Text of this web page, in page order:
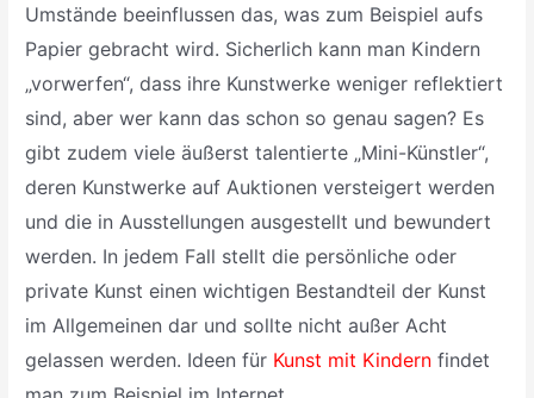
Umstände beeinflussen das, was zum Beispiel aufs
Papier gebracht wird. Sicherlich kann man Kindern
„vorwerfen“, dass ihre Kunstwerke weniger reflektiert
sind, aber wer kann das schon so genau sagen? Es
gibt zudem viele äußerst talentierte „Mini-Künstler“,
deren Kunstwerke auf Auktionen versteigert werden
und die in Ausstellungen ausgestellt und bewundert
werden. In jedem Fall stellt die persönliche oder
private Kunst einen wichtigen Bestandteil der Kunst
im Allgemeinen dar und sollte nicht außer Acht
gelassen werden. Ideen für Kunst mit Kindern findet